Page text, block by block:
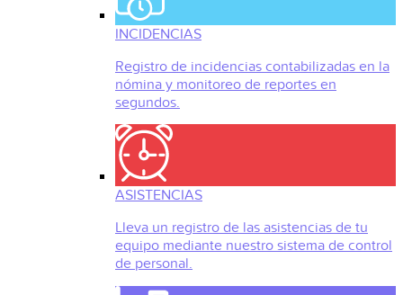
INCIDENCIAS
Registro de incidencias contabilizadas en la
nómina y monitoreo de reportes en
segundos.
ASISTENCIAS
Lleva un registro de las asistencias de tu
equipo mediante nuestro sistema de control
de personal.